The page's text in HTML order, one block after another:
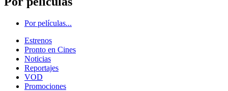
Por películas...
Estrenos
Pronto en Cines
Noticias
Reportajes
VOD
Promociones